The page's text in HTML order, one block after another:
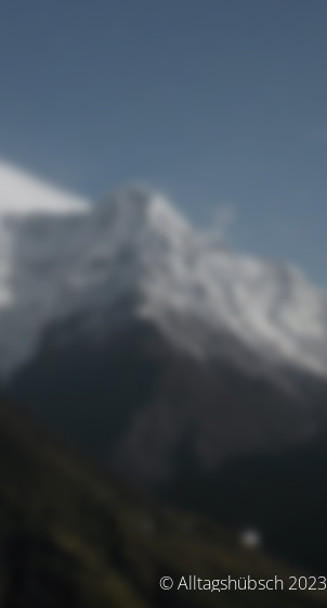
© Alltagshübsch 2023